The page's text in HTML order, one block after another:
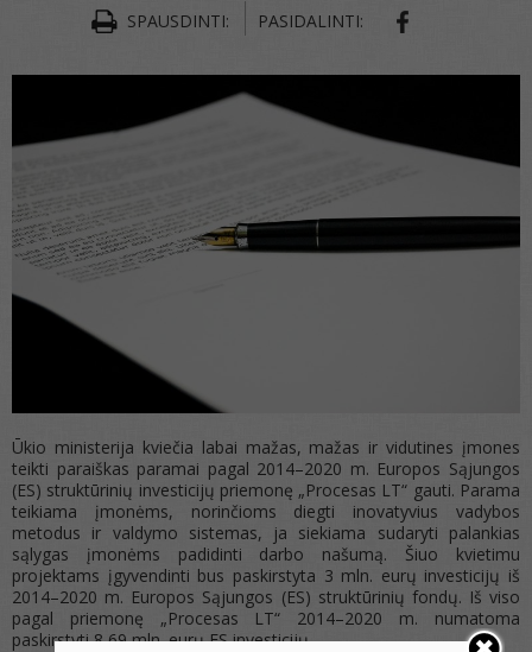
SPAUSDINTI: PASIDALINTI:
Ūkio ministerija kviečia labai mažas, mažas ir vidutines įmones
teikti paraiškas paramai pagal 2014–2020 m. Europos Sąjungos
(ES) struktūrinių investicijų priemonę „Procesas LT“ gauti. Parama
teikiama įmonėms, norinčioms diegti inovatyvius vadybos
metodus ir valdymo sistemas, ja siekiama sudaryti palankias
sąlygas įmonėms padidinti darbo našumą. Šiuo kvietimu
projektams įgyvendinti bus paskirstyta 3 mln. eurų investicijų iš
2014–2020 m. Europos Sąjungos (ES) struktūrinių fondų. Iš viso
pagal priemonę „Procesas LT“ 2014–2020 m. numatoma
paskirstyti 8,69 mln. eurų ES investicijų.